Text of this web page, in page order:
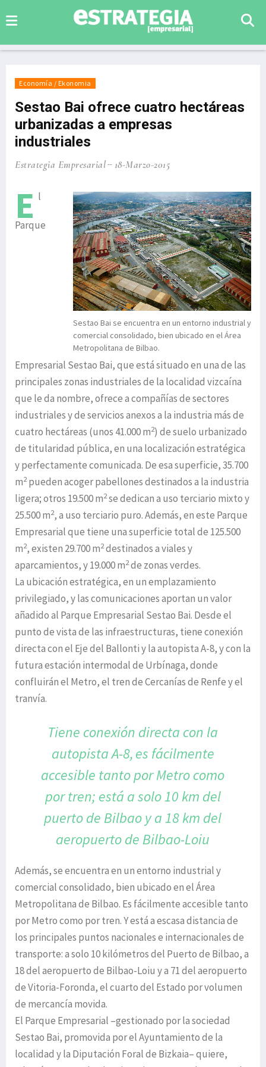
Economía / Ekonomia
Sestao Bai ofrece cuatro hectáreas
urbanizadas a empresas
industriales
Estrategia Empresarial 18-Marzo-2015
Sestao Bai se encuentra en un entorno industrial y
comercial consolidado, bien ubicado en el Área
Metropolitana de Bilbao.
E l
Parque
Empresarial Sestao Bai, que está situado en una de las
principales zonas industriales de la localidad vizcaína
que le da nombre, ofrece a compañías de sectores
industriales y de servicios anexos a la industria más de
cuatro hectáreas (unos 41.000 m2) de suelo urbanizado
de titularidad pública, en una localización estratégica
y perfectamente comunicada. De esa superficie, 35.700
m2pueden acoger pabellones destinados a la industria
ligera; otros 19.500 m2se dedican a uso terciario mixto y
25.500 m2, a uso terciario puro. Además, en este Parque
Empresarial que tiene una superficie total de 125.500
m2, existen 29.700 m2destinados a viales y
aparcamientos, y 19.000 m2de zonas verdes.
La ubicación estratégica, en un emplazamiento
privilegiado, y las comunicaciones aportan un valor
añadido al Parque Empresarial Sestao Bai. Desde el
punto de vista de las infraestructuras, tiene conexión
directa con el Eje del Ballonti y la autopista A-8, y con la
futura estación intermodal de Urbínaga, donde
confluirán el Metro, el tren de Cercanías de Renfe y el
tranvía.
Tiene conexión directa con la
autopista A-8,es fácilmente
accesible tanto porMetro como
por tren; está a solo10 km del
puerto de Bilbao y a18 km del
aeropuertode Bilbao-Loiu
Además, se encuentra en un entorno industrial y
comercial consolidado, bien ubicado en el Área
Metropolitana de Bilbao. Es fácilmente accesible tanto
por Metro como por tren. Y está a escasa distancia de
los principales puntos nacionales e internacionales de
transporte: a solo 10 kilómetros del Puerto de Bilbao, a
18 del aeropuerto de Bilbao-Loiu y a 71 del aeropuerto
de Vitoria-Foronda, el cuarto del Estado por volumen
de mercancía movida.
El Parque Empresarial –gestionado por la sociedad
Sestao Bai, promovida por el Ayuntamiento de la
localidad y la Diputación Foral de Bizkaia– quiere,